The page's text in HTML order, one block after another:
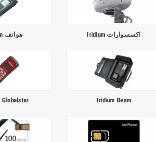
اكسسوارات Iridium هواتف Iridium
Iridium Beam Globalstar للهواتف